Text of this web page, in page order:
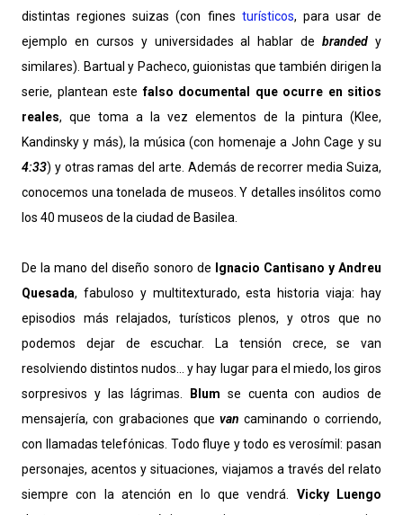
distintas regiones suizas (con fines turísticos, para usar de
ejemplo en cursos y universidades al hablar debranded y
similares). Bartual y Pacheco, guionistas que también dirigen la
serie, plantean estefalso documental que ocurre en sitios
reales, que toma a la vez elementos de la pintura (Klee,
Kandinsky y más), la música (con homenaje a John Cage y su
4:33) y otras ramas del arte. Además de recorrer media Suiza,
conocemos una tonelada de museos. Y detalles insólitos como
los 40 museos de la ciudad de Basilea.
De la mano del diseño sonoro de
Ignacio Cantisano y Andreu
Quesada, fabuloso y multitexturado, esta historia viaja: hay
episodios más relajados, turísticos plenos, y otros que no
podemos dejar de escuchar. La tensión crece, se van
resolviendo distintos nudos... y hay lugar para el miedo, los giros
sorpresivos y las lágrimas.
Blum se cuenta con audios de
mensajería, con grabaciones quevan caminando o corriendo,
con llamadas telefónicas. Todo fluye y todo es verosímil: pasan
personajes, acentos y situaciones, viajamos a través del relato
siempre con la atención en lo que vendrá. Vicky Luengo